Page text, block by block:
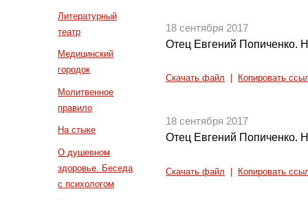
Литературный
театр
Медицинский
городок
Молитвенное
правило
На стыке
О душевном
здоровье. Беседа
с психологом
18 сентября 2017
Отец Евгений Попиченко.
Скачать файл Копировать
18 сентября 2017
Отец Евгений Попиченко.
Скачать файл Копировать